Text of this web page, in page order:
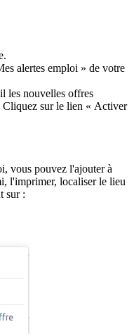
alertes emploi » de votre
les nouvelles offres
Cliquez sur le lien « Activer
vous pouvez l'ajouter à
l'imprimer, localiser le lieu
sur :